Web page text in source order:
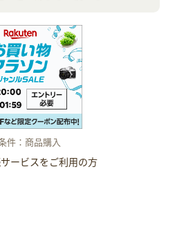
件：商品購入
ービスをご利用の方